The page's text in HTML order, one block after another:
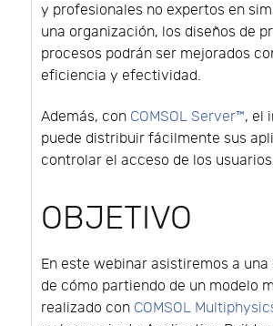
y profesionales no expertos en
una organización, los diseños de
procesos podrán ser mejorados
eficiencia y efectividad.
Además, con COMSOL Server™, el
puede distribuir fácilmente sus
controlar el acceso de los
OBJETIVO
En este webinar asistiremos a
de cómo partiendo de un modelo
realizado con COMSOL